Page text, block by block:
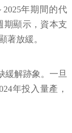
2025年期間的代
期顯示，資本支
著放緩。
緩解跡象。一旦
年投入量產，